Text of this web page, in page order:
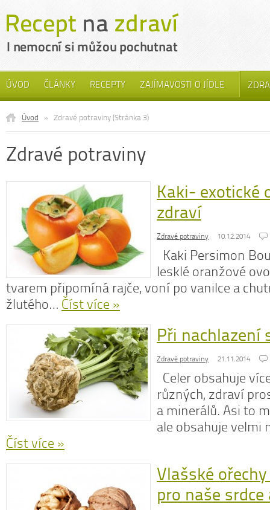
ÚVOD ČLÁNKY RECEPTY ZAJÍMAVOSTI O JÍDLE
Úvod » Zdravé potraviny (Stránka 3)
Zdravé potraviny
Kaki- exotické
zdraví
Zdravé potraviny 10.12.2014
Kaki Persimon
lesklé oranžové
tvarem připomíná rajče, voní po vanilce a
žlutého… Číst více »
Při nachlazení
Zdravé potraviny 21.11.2014
Celer obsahuje
různých, zdraví
a minerálů. Asi to
ale obsahuje velmi
Číst více »
Vlašské
pro naše srdce